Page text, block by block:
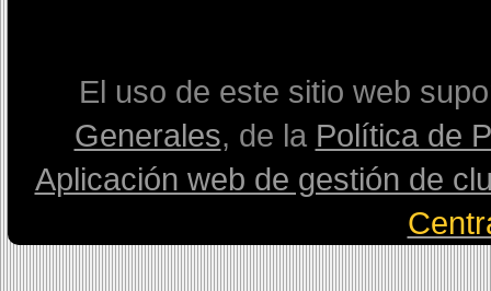
El uso de este sitio web
Generales, de la Política de
Aplicación web de gestión de